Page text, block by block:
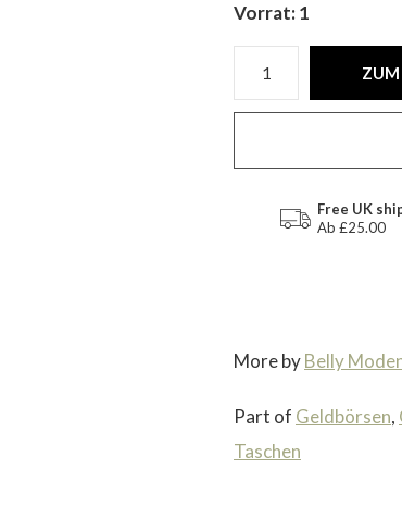
Vorrat: 1
ZUM
Free UK
Ab £25.00
More byBelly
Part of Geldbörsen,
Taschen